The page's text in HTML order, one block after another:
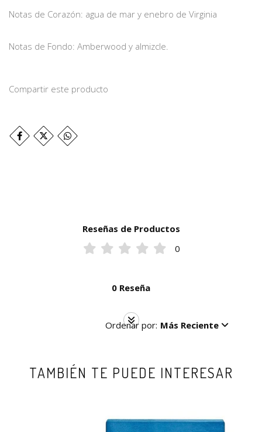
Notas de Corazón: agua de mar y enebro de Virginia
Notas de Fondo: Amberwood y almizcle.
Compartir este producto
Reseñas de Productos
0
0 Reseña
Ordenar por: Más Reciente
TAMBIÉN TE PUEDE INTERESAR